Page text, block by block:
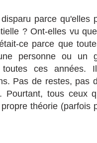
parce qu'elles
? Ont-elles vu
ce parce que
personne ou un
toutes ces
Pas de restes, pas
Pourtant, tous ceux
théorie (parfois